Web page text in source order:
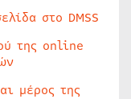
στο DMSS
της online
μέρος της